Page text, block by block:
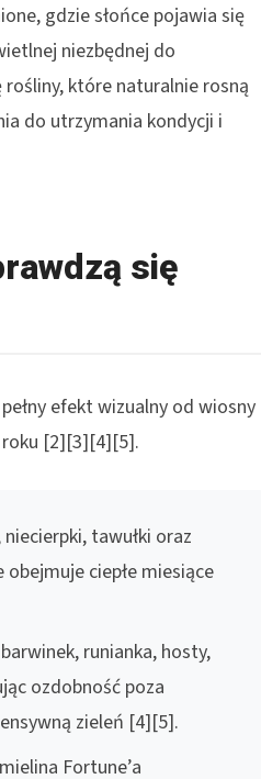
gdzie słońce pojawia się
niezbędnej do
które naturalnie rosną
do utrzymania kondycji i
się
efekt wizualny od wiosny
roku [2][3][4][5].
tawułki oraz
ciepłe miesiące
runianka, hosty,
ozdobność poza
zieleń [4][5].
Fortune’a